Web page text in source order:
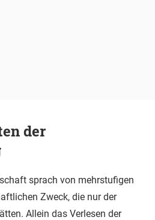
der
sprach von mehrstufigen
Zweck, die nur der
Allein das Verlesen der